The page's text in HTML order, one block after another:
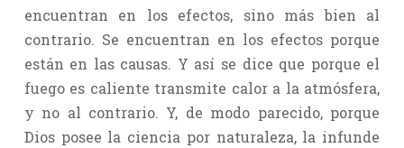
encuentran en los efectos, sino más bien al
contrario. Se encuentran en los efectos porque
están en las causas. Y así se dice que porque el
fuego es caliente transmite calor a la atmósfera,
y no al contrario. Y, de modo parecido, porque
Dios posee la ciencia por naturaleza, la infunde